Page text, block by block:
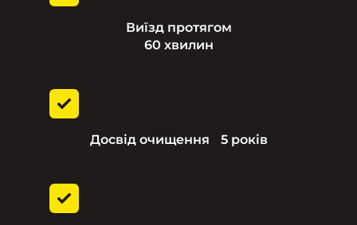
Виїзд протягом
60 хвилин
Досвід очищення 5 років